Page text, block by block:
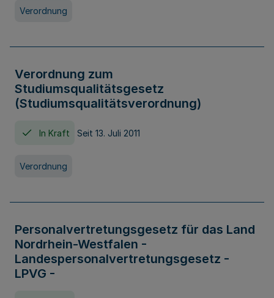
Verordnung
Verordnung zum
Studiumsqualitätsgesetz
(Studiumsqualitätsverordnung)
In Kraft Seit 13. Juli 2011
Verordnung
Personalvertretungsgesetz für das Land
Nordrhein-Westfalen -
Landespersonalvertretungsgesetz -
LPVG -